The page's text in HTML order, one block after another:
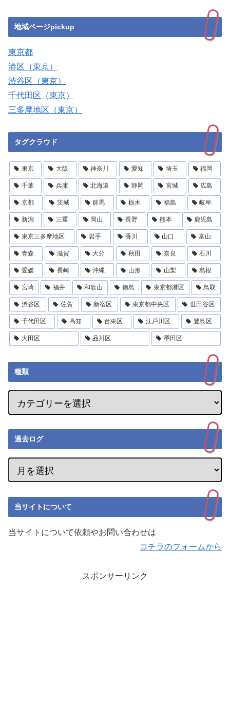
地域ページpickup
東京都
港区（東京）
渋谷区（東京）
千代田区（東京）
三多摩地区（東京）
タグクラウド
東京 大阪 神奈川 愛知 埼玉 福岡
千葉 兵庫 北海道 静岡 宮城 広島
京都 茨城 群馬 栃木 福島 岐阜
新潟 三重 岡山 長野 熊本 鹿児島
東京三多摩地区 岩手 香川 山口 富山
青森 滋賀 大分 秋田 奈良 石川
愛媛 長崎 沖縄 山形 山梨 島根
宮崎 福井 和歌山 徳島 東京都港区 鳥取
渋谷区 佐賀 新宿区 東京都中央区 世田谷区
千代田区 高知 台東区 江戸川区 豊島区
大田区 品川区 墨田区
種類
過去ログ
当サイトについて
当サイトについて依頼やお問い合わせは
コチラのフォームから
スポンサーリンク